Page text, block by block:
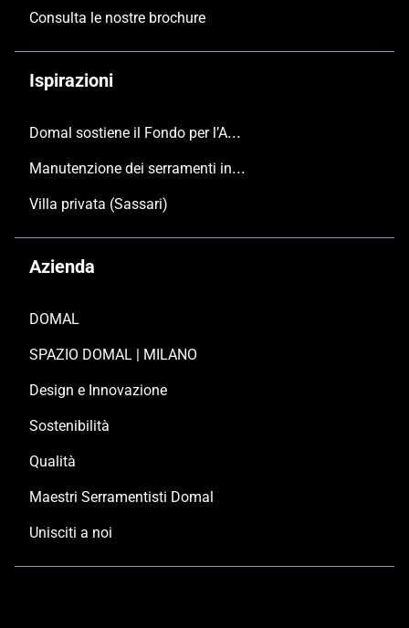
Consulta le nostre brochure
Ispirazioni
Domal sostiene il Fondo per l’Ambiente Italiano anche per le Giornate FAI di Primavera 2024
Manutenzione dei serramenti in alluminio
Villa privata (Sassari)
Azienda
DOMAL
SPAZIO DOMAL | MILANO
Design e Innovazione
Sostenibilità
Qualità
Maestri Serramentisti Domal
Unisciti a noi